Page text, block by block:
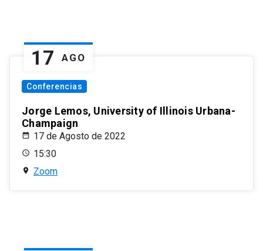
17 AGO
Conferencias
Jorge Lemos, University of Illinois Urbana-
Champaign
17 de Agosto de 2022
15:30
Zoom